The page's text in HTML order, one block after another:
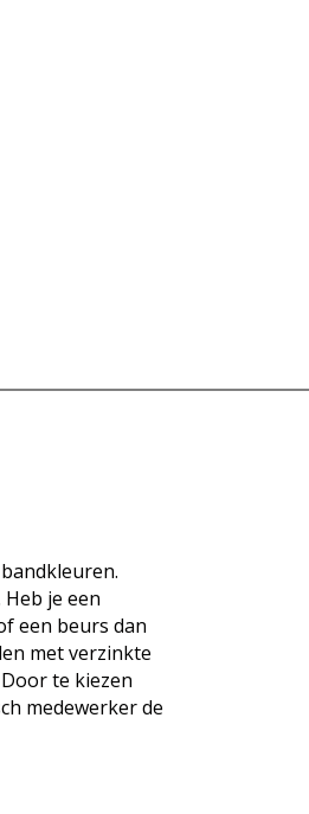
je een
een beurs dan
met verzinkte
te kiezen
medewerker de